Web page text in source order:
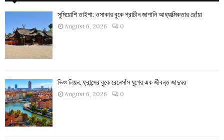
সুমিয়োশি তাইশা: ওসাকার বুকে প্রাচীন জাপানি আধ্যাত্মিকতার ছোঁয়া
August 6, 2026 0
ভিও লিয়ন: ফ্রান্সের বুকে রেনেসাঁস যুগের এক জীবন্ত জাদুঘর
August 6, 2026 0